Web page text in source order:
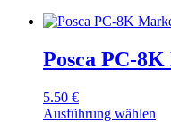
Posca PC-
5.50 €
Ausführung wählen